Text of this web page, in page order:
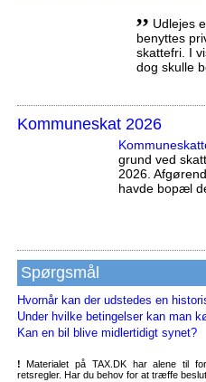
,, Udlejes
benyttes
skattefri. I
dog skulle
Kommuneskat 2026
grund ved
2026.
havde bopæl
Spørgsmål
Hvornår kan der udstedes en
Under hvilke betingelser kan man
Kan en bil blive midlertidigt synet?
! Materialet på TAX.DK har alene til
retsregler. Har du behov for at træffe